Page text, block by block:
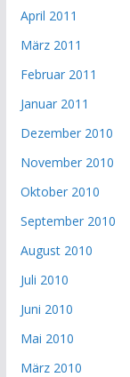
April 2011
März 2011
Februar 2011
Januar 2011
Dezember 2010
November 2010
Oktober 2010
September 2010
August 2010
Juli 2010
Juni 2010
Mai 2010
März 2010